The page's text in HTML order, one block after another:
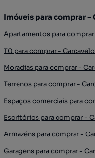
Imóveis para comprar -
Apartamentos para comprar
T0 para comprar -
Moradias para comprar -
Terrenos para comprar -
Espaços comerciais para
Escritórios para comprar -
Armazéns para comprar -
Garagens para comprar -